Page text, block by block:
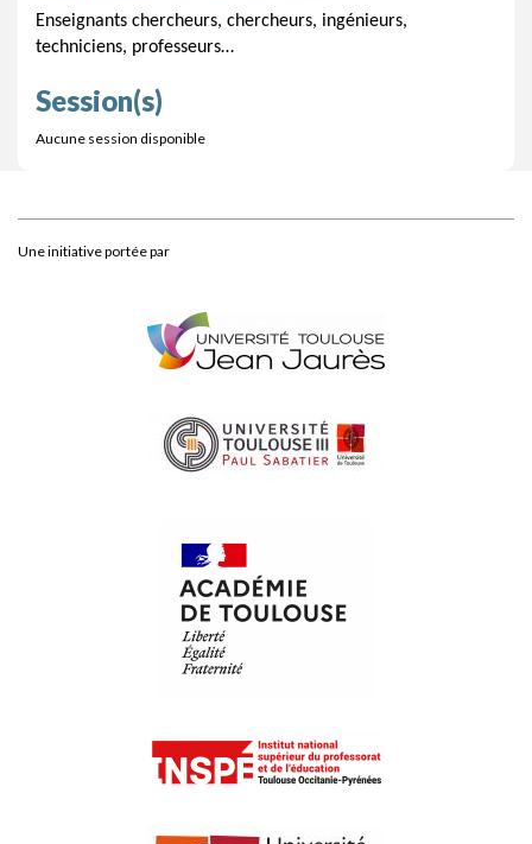
Enseignants chercheurs, chercheurs, ingénieurs,
techniciens, professeurs…
Session(s)
Aucune session disponible
Une initiative portée par